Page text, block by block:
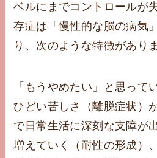
ベルにまでコントロールが
存症は「慢性的な脳の病気
り、次のような特徴があり
「もうやめたい」と思って
ひどい苦しさ（離脱症状）
で日常生活に深刻な支障が
増えていく（耐性の形成）